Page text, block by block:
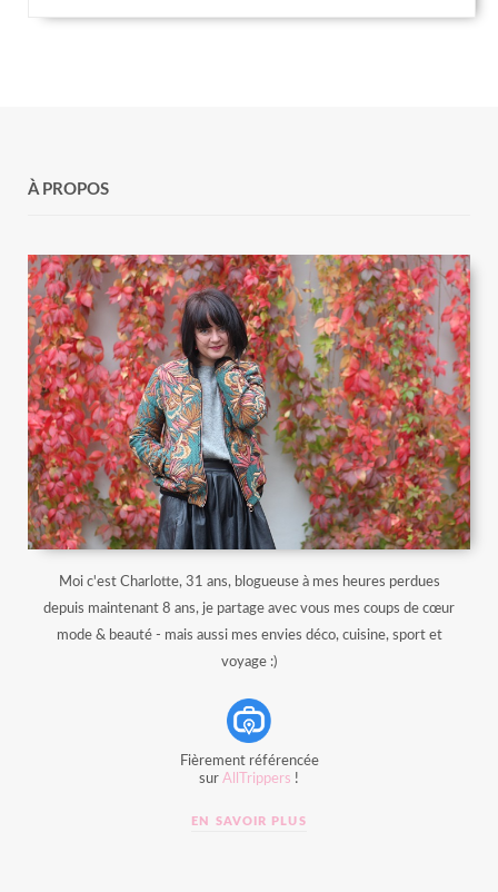
À PROPOS
Moi c'est Charlotte, 31 ans, blogueuse à mes heures perdues
depuis maintenant 8 ans, je partage avec vous mes coups de cœur
mode & beauté - mais aussi mes envies déco, cuisine, sport et
voyage :)
Fièrement référencée
sur AllTrippers !
EN SAVOIR PLUS